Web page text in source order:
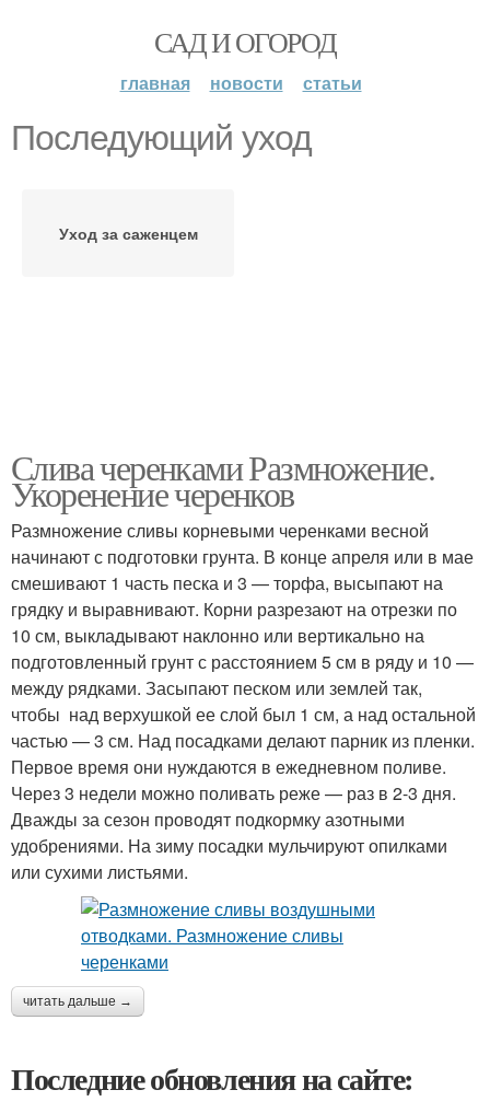
САД И ОГОРОД
главная новости статьи
Последующий уход
Уход за саженцем
Слива черенками Размножение.
Укоренение черенков
Размножение сливы корневыми черенками весной
начинают с подготовки грунта. В конце апреля или в мае
смешивают 1 часть песка и 3 — торфа, высыпают на
грядку и выравнивают. Корни разрезают на отрезки по
10 см, выкладывают наклонно или вертикально на
подготовленный грунт с расстоянием 5 см в ряду и 10 —
между рядками. Засыпают песком или землей так,
чтобы над верхушкой ее слой был 1 см, а над остальной
частью — 3 см. Над посадками делают парник из пленки.
Первое время они нуждаются в ежедневном поливе.
Через 3 недели можно поливать реже — раз в 2-3 дня.
Дважды за сезон проводят подкормку азотными
удобрениями. На зиму посадки мульчируют опилками
или сухими листьями.
читать дальше →
Последние обновления на сайте: